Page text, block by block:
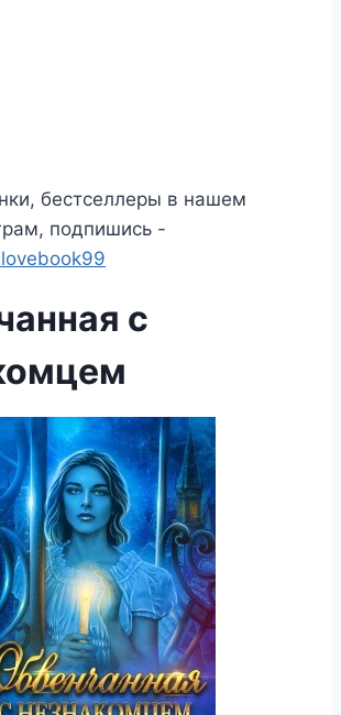
бестселлеры в нашем
подпишись -
с